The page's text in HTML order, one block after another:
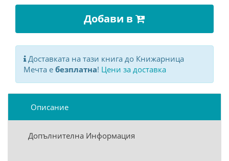
Добави в
Доставката на тази книга до Книжарница
Мечта е безплатна! Цени за доставка
Описание
Допълнителна Информация